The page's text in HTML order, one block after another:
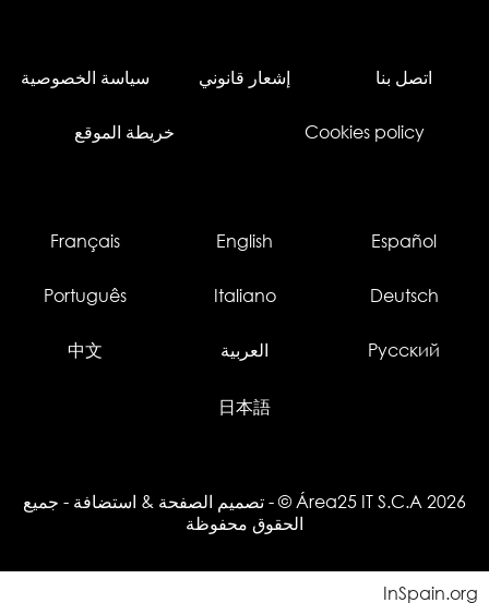
اتصل بنا إشعار قانوني سياسة الخصوصية
Cookies policy خريطة الموقع
Español
English
Français
Deutsch
Italiano
Português
Русский العربية 中文
日本語
© Área25 IT S.C.A 2026
- تصميم الصفحة & استضافة - جميع
الحقوق محفوظة
InSpain.org